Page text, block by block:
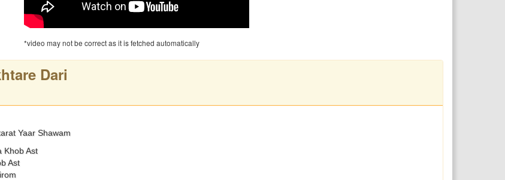
*video may not be correct as it is fetched automatically
Dari
Yaar Shawam
Khob Ast
Ast